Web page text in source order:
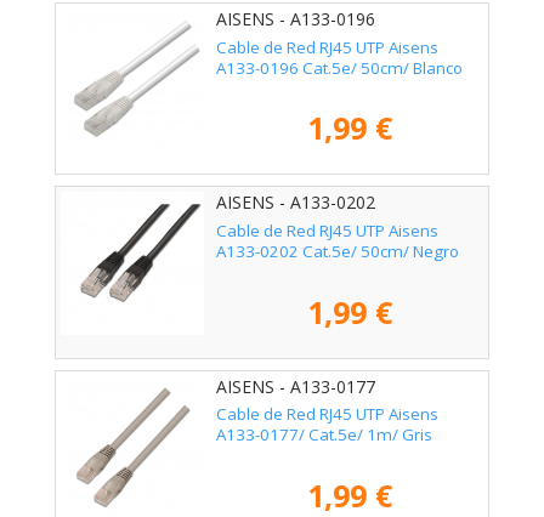
AISENS - A133-0196
Cable de Red RJ45 UTP Aisens
A133-0196 Cat.5e/ 50cm/ Blanco
1,99 €
AISENS - A133-0202
Cable de Red RJ45 UTP Aisens
A133-0202 Cat.5e/ 50cm/ Negro
1,99 €
AISENS - A133-0177
Cable de Red RJ45 UTP Aisens
A133-0177/ Cat.5e/ 1m/ Gris
1,99 €